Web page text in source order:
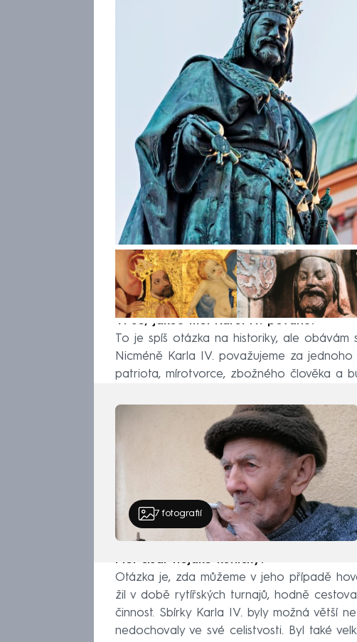
Ví se, jakou měl Karel IV. povahu?
To je spíš otázka na historiky, ale
Nicméně Karla IV. považujeme za
patriota, mírotvorce, zbožného člověka a
7 fotografií
Měl císař nějaké koníčky?
Otázka je, zda můžeme v jeho případě
žil v době rytířských turnajů, hodně
činnost. Sbírky Karla IV. byly možná větší
nedochovaly ve své celistvosti. Byl také